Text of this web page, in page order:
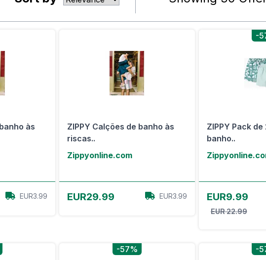
às
EUR3.99
ZIPPY Calções de banho às
riscas..
Zippyonline.com
EUR29.99 EUR3.99
-
ZIPPY Pack
banho..
EUR9.99
EUR 22.99
-57% -